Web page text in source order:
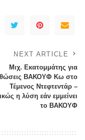
NEXT ARTICLE
Μιχ. Εκατομμάτης για
ΒΑΚΟΥΦ Κω στο
Τέμενος Ντεφτεντάρ –
η λύση εάν εμμείνει
το ΒΑΚΟΥΦ